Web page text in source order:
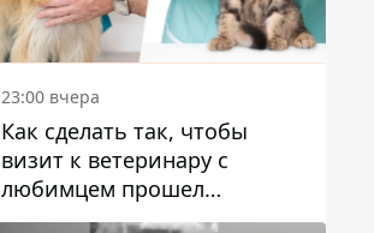
23:00 вчера
Как сделать так, чтобы
визит к ветеринару с
любимцем прошел
спокойно: простые советы